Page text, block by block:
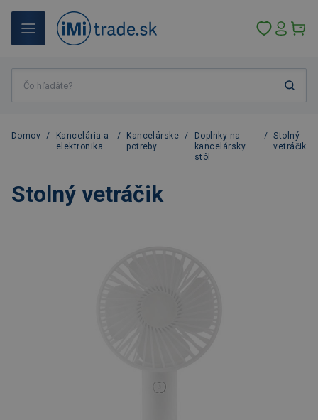
Domov /
Kancelária a
elektronika
/
Kancelárske
potreby
/
Doplnky na
kancelársky
stôl
/ Stolný
vetráčik
Stolný vetráčik